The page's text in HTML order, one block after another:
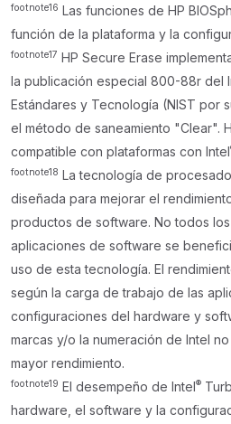
footnote16 Las funciones de HP
función de la plataforma y la
footnote17 HP Secure Erase
la publicación especial 800-88r del
Estándares y Tecnología (NIST por
el método de saneamiento "Clear".
compatible con plataformas con Intel
footnote18 La tecnología de
diseñada para mejorar el
productos de software. No todos
aplicaciones de software se
uso de esta tecnología. El
según la carga de trabajo de las
configuraciones del hardware y
marcas y/o la numeración de Intel
mayor rendimiento.
footnote19 El desempeño de Intel®
hardware, el software y la